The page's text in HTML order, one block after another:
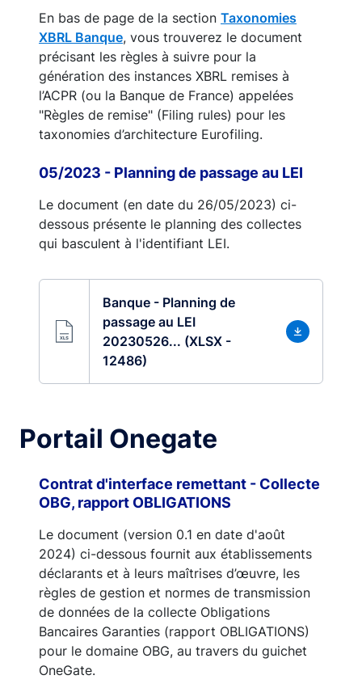
En bas de page de la section Taxonomies
XBRL Banque, vous trouverez le document
précisant les règles à suivre pour la
génération des instances XBRL remises à
l’ACPR (ou la Banque de France) appelées
"Règles de remise" (Filing rules) pour les
taxonomies d’architecture Eurofiling.
05/2023 - Planning de passage au LEI
Le document (en date du 26/05/2023) ci-
dessous présente le planning des collectes
qui basculent à l'identifiant LEI.
Banque - Planning de
passage au LEI
20230526... (XLSX -
12486)
Portail Onegate
Contrat d'interface remettant - Collecte
OBG, rapport OBLIGATIONS
Le document (version 0.1 en date d'août
2024) ci-dessous fournit aux établissements
déclarants et à leurs maîtrises d’œuvre, les
règles de gestion et normes de transmission
de données de la collecte Obligations
Bancaires Garanties (rapport OBLIGATIONS)
pour le domaine OBG, au travers du guichet
OneGate.